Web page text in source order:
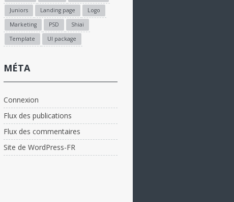
Juniors
Landing page
Logo
Marketing
PSD
Shiai
Template
UI package
MÉTA
Connexion
Flux des publications
Flux des commentaires
Site de WordPress-FR